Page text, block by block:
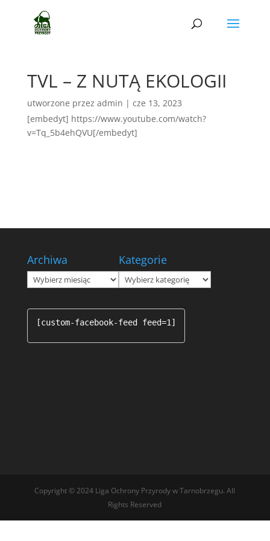
TVL – Z NUTĄ EKOLOGII
utworzone przez admin | cze 13, 2023
[embedyt] https://www.youtube.com/watch?
v=Tq_5b4ehQVU[/embedyt]
Archiwa
Archiwa
Kategorie
Kategorie
[custom-facebook-feed feed=1]
Copyright © 2024 Liga Ochrony Przyrody w Tarnobrzegu. All
Rights Reserved